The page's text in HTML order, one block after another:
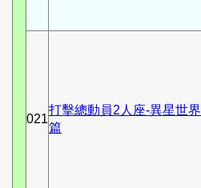
021
打擊總動員2人座-異星世界
篇